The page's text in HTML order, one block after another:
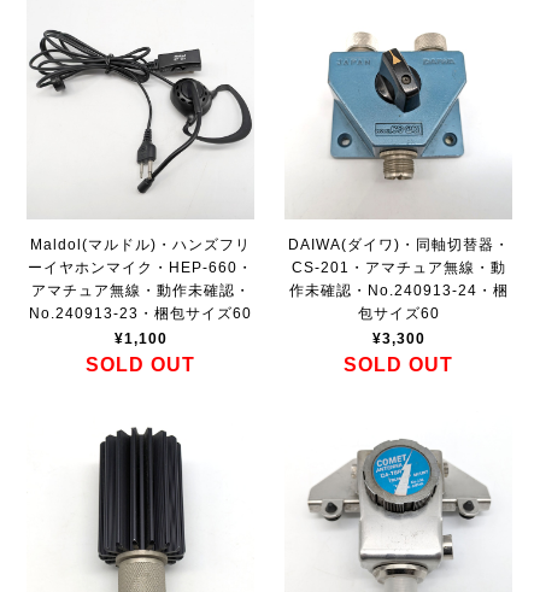
Maldol(マルドル)・ハンズフリ
ーイヤホンマイク・HEP-660・
アマチュア無線・動作未確認・
No.240913-23・梱包サイズ60
¥1,100
SOLD OUT
DAIWA(ダイワ)・同軸切替器・
CS-201・アマチュア無線・動
作未確認・No.240913-24・梱
包サイズ60
¥3,300
SOLD OUT